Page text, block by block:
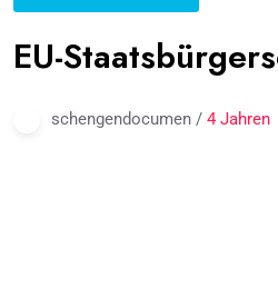
EU-
schengendocumen / 4 Jahren